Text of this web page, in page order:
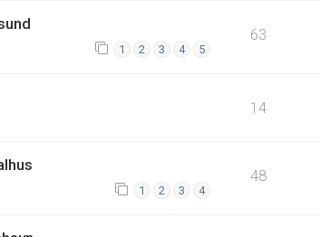
1 2 3 4 5
63
14
1 2 3 4
48